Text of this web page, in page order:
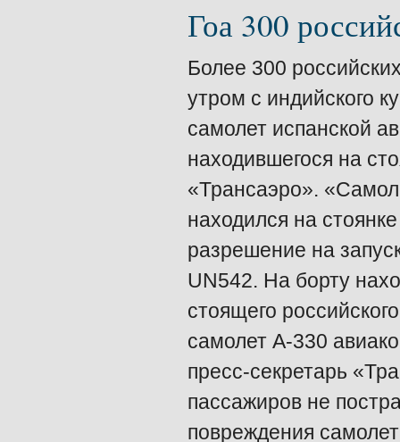
Гоа 300
Более 300
утром с индийского
самолет испанской
находившегося на
«Трансаэро».
находился на
разрешение на
UN542. На борту
стоящего
самолет А-330
пресс-секретарь
пассажиров не
повреждения